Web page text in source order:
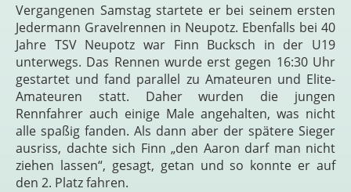
Vergangenen Samstag startete er bei seinem ersten
Jedermann Gravelrennen in Neupotz. Ebenfalls bei 40
Jahre TSV Neupotz war Finn Bucksch in der U19
unterwegs. Das Rennen wurde erst gegen 16:30 Uhr
gestartet und fand parallel zu Amateuren und Elite-
Amateuren statt. Daher wurden die jungen
Rennfahrer auch einige Male angehalten, was nicht
alle spaßig fanden. Als dann aber der spätere Sieger
ausriss, dachte sich Finn „den Aaron darf man nicht
ziehen lassen“, gesagt, getan und so konnte er auf
den 2. Platz fahren.